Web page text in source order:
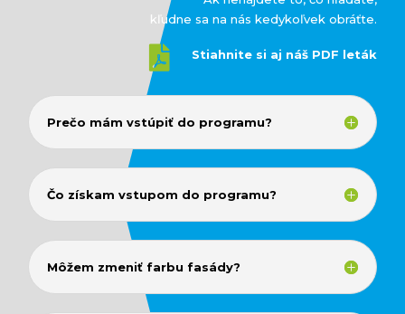
Prečo mám vstúpiť do programu?
Čo získam vstupom do programu?
Môžem zmeniť farbu fasády?
kľudne sa na nás kedykoľvek obráťte.
 Stiahnite si aj náš PDF leták